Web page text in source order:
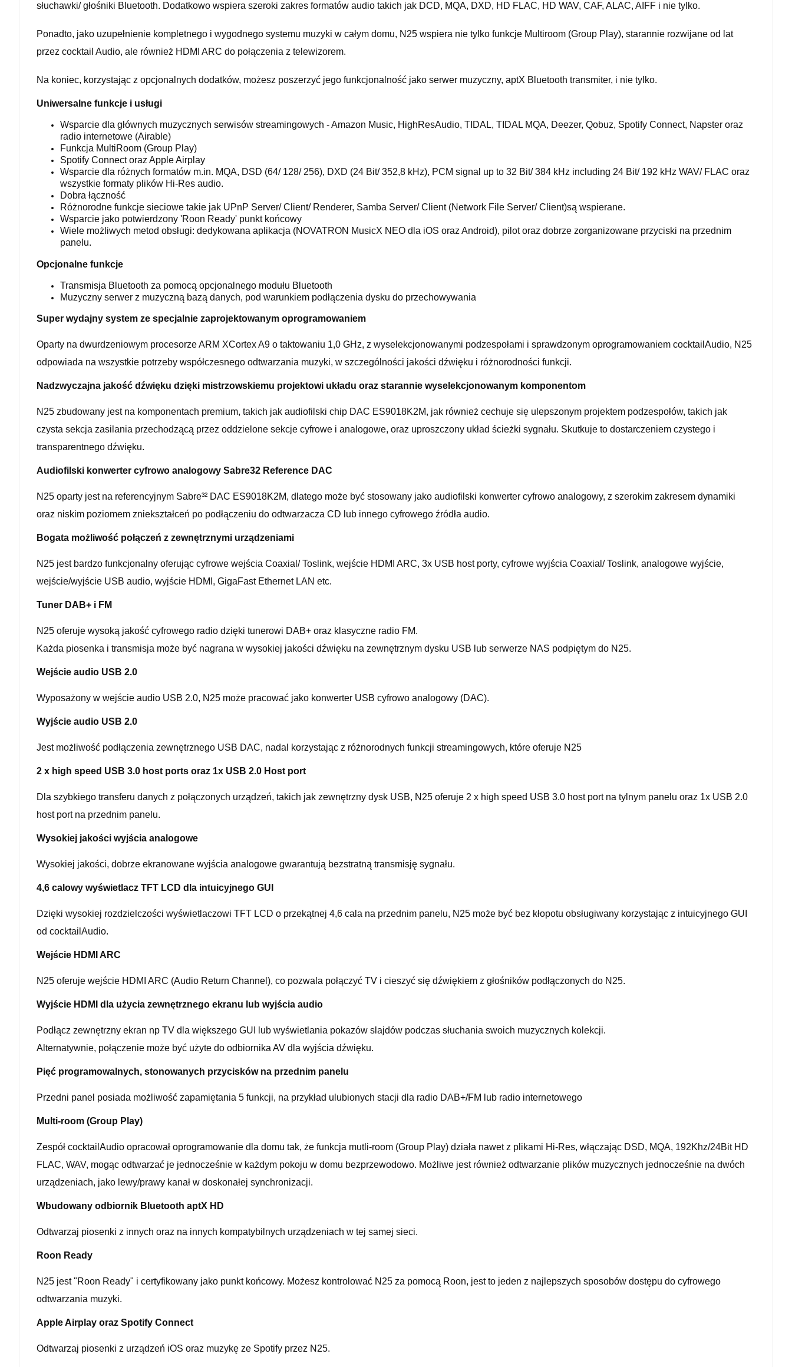
słuchawki/ głośniki Bluetooth. Dodatkowo wspiera szeroki zakres formatów audio takich jak DCD, MQA, DXD, HD FLAC, HD WAV, CAF, ALAC, AIFF i nie tylko.
Ponadto, jako uzupełnienie kompletnego i wygodnego systemu muzyki w całym domu, N25 wspiera nie tylko funkcje Multiroom (Group Play), starannie rozwijane od lat
przez cocktail Audio, ale również HDMI ARC do połączenia z telewizorem.
Na koniec, korzystając z opcjonalnych dodatków, możesz poszerzyć jego funkcjonalność jako serwer muzyczny, aptX Bluetooth transmiter, i nie tylko.
Uniwersalne funkcje i usługi
Wsparcie dla głównych muzycznych serwisów streamingowych - Amazon Music, HighResAudio, TIDAL, TIDAL MQA, Deezer, Qobuz, Spotify Connect, Napster oraz
radio internetowe (Airable)
Funkcja MultiRoom (Group Play)
Spotify Connect oraz Apple Airplay
Wsparcie dla różnych formatów m.in. MQA, DSD (64/ 128/ 256), DXD (24 Bit/ 352,8 kHz), PCM signal up to 32 Bit/ 384 kHz including 24 Bit/ 192 kHz WAV/ FLAC oraz
wszystkie formaty plików Hi-Res audio.
Dobra łączność
Różnorodne funkcje sieciowe takie jak UPnP Server/ Client/ Renderer, Samba Server/ Client (Network File Server/ Client)są wspierane.
Wsparcie jako potwierdzony 'Roon Ready' punkt końcowy
Wiele możliwych metod obsługi: dedykowana aplikacja (NOVATRON MusicX NEO dla iOS oraz Android), pilot oraz dobrze zorganizowane przyciski na przednim
panelu.
Opcjonalne funkcje
Transmisja Bluetooth za pomocą opcjonalnego modułu Bluetooth
Muzyczny serwer z muzyczną bazą danych, pod warunkiem podłączenia dysku do przechowywania
Super wydajny system ze specjalnie zaprojektowanym oprogramowaniem
Oparty na dwurdzeniowym procesorze ARM XCortex A9 o taktowaniu 1,0 GHz, z wyselekcjonowanymi podzespołami i sprawdzonym oprogramowaniem cocktailAudio, N25
odpowiada na wszystkie potrzeby współczesnego odtwarzania muzyki, w szczególności jakości dźwięku i różnorodności funkcji.
Nadzwyczajna jakość dźwięku dzięki mistrzowskiemu projektowi układu oraz starannie wyselekcjonowanym komponentom
N25 zbudowany jest na komponentach premium, takich jak audiofilski chip DAC ES9018K2M, jak również cechuje się ulepszonym projektem podzespołów, takich jak
czysta sekcja zasilania przechodzącą przez oddzielone sekcje cyfrowe i analogowe, oraz uproszczony układ ścieżki sygnału. Skutkuje to dostarczeniem czystego i
transparentnego dźwięku.
Audiofilski konwerter cyfrowo analogowy Sabre32 Reference DAC
N25 oparty jest na referencyjnym Sabre³² DAC ES9018K2M, dlatego może być stosowany jako audiofilski konwerter cyfrowo analogowy, z szerokim zakresem dynamiki
oraz niskim poziomem zniekształceń po podłączeniu do odtwarzacza CD lub innego cyfrowego źródła audio.
Bogata możliwość połączeń z zewnętrznymi urządzeniami
N25 jest bardzo funkcjonalny oferując cyfrowe wejścia Coaxial/ Toslink, wejście HDMI ARC, 3x USB host porty, cyfrowe wyjścia Coaxial/ Toslink, analogowe wyjście,
wejście/wyjście USB audio, wyjście HDMI, GigaFast Ethernet LAN etc.
Tuner DAB+ i FM
N25 oferuje wysoką jakość cyfrowego radio dzięki tunerowi DAB+ oraz klasyczne radio FM.
Każda piosenka i transmisja może być nagrana w wysokiej jakości dźwięku na zewnętrznym dysku USB lub serwerze NAS podpiętym do N25.
Wejście audio USB 2.0
Wyposażony w wejście audio USB 2.0, N25 może pracować jako konwerter USB cyfrowo analogowy (DAC).
Wyjście audio USB 2.0
Jest możliwość podłączenia zewnętrznego USB DAC, nadal korzystając z różnorodnych funkcji streamingowych, które oferuje N25
2 x high speed USB 3.0 host ports oraz 1x USB 2.0 Host port
Dla szybkiego transferu danych z połączonych urządzeń, takich jak zewnętrzny dysk USB, N25 oferuje 2 x high speed USB 3.0 host port na tylnym panelu oraz 1x USB 2.0
host port na przednim panelu.
Wysokiej jakości wyjścia analogowe
Wysokiej jakości, dobrze ekranowane wyjścia analogowe gwarantują bezstratną transmisję sygnału.
4,6 calowy wyświetlacz TFT LCD dla intuicyjnego GUI
Dzięki wysokiej rozdzielczości wyświetlaczowi TFT LCD o przekątnej 4,6 cala na przednim panelu, N25 może być bez kłopotu obsługiwany korzystając z intuicyjnego GUI
od cocktailAudio.
Wejście HDMI ARC
N25 oferuje wejście HDMI ARC (Audio Return Channel), co pozwala połączyć TV i cieszyć się dźwiękiem z głośników podłączonych do N25.
Wyjście HDMI dla użycia zewnętrznego ekranu lub wyjścia audio
Podłącz zewnętrzny ekran np TV dla większego GUI lub wyświetlania pokazów slajdów podczas słuchania swoich muzycznych kolekcji.
Alternatywnie, połączenie może być użyte do odbiornika AV dla wyjścia dźwięku.
Pięć programowalnych, stonowanych przycisków na przednim panelu
Przedni panel posiada możliwość zapamiętania 5 funkcji, na przykład ulubionych stacji dla radio DAB+/FM lub radio internetowego
Multi-room (Group Play)
Zespół cocktailAudio opracował oprogramowanie dla domu tak, że funkcja mutli-room (Group Play) działa nawet z plikami Hi-Res, włączając DSD, MQA, 192Khz/24Bit HD
FLAC, WAV, mogąc odtwarzać je jednocześnie w każdym pokoju w domu bezprzewodowo. Możliwe jest również odtwarzanie plików muzycznych jednocześnie na dwóch
urządzeniach, jako lewy/prawy kanał w doskonałej synchronizacji.
Wbudowany odbiornik Bluetooth aptX HD
Odtwarzaj piosenki z innych oraz na innych kompatybilnych urządzeniach w tej samej sieci.
Roon Ready
N25 jest "Roon Ready" i certyfikowany jako punkt końcowy. Możesz kontrolować N25 za pomocą Roon, jest to jeden z najlepszych sposobów dostępu do cyfrowego
odtwarzania muzyki.
Apple Airplay oraz Spotify Connect
Odtwarzaj piosenki z urządzeń iOS oraz muzykę ze Spotify przez N25.